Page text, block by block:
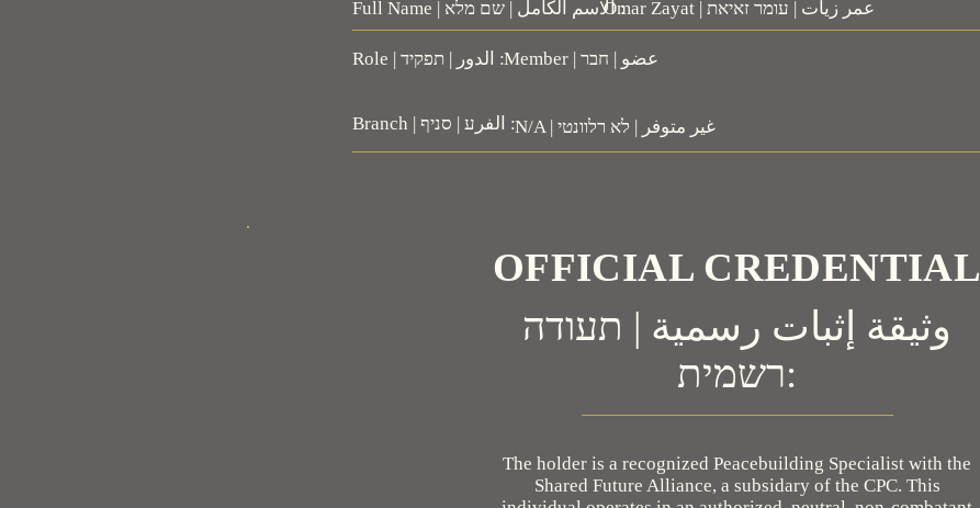
Full Name | الاسم الكامل | שם מלא : Omar Zayat | عمر زيات | עומר זאיאת
Role | الدور | תפקיד : Member | عضو | חבר
Branch | الفرע | סניף : N/A | غير متوفر | לא רלוונטי
OFFICIAL CREDENTIAL
وثيقة إثبات رسمية | תעודה
רשמית:
The holder is a recognized Peacebuilding Specialist with the
Shared Future Alliance, a subsidary of the CPC. This